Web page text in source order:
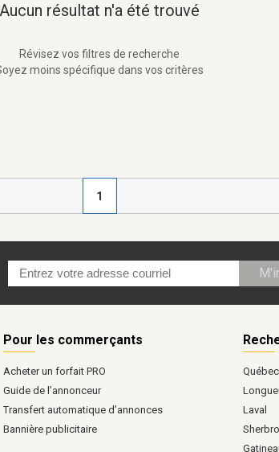
Aucun résultat n'a été trouvé
Révisez vos filtres de recherche
moins spécifique dans vos critères
1
Pour les commerçants
Acheter un forfait PRO
Guide de l’annonceur
Transfert automatique d’annonces
Bannière publicitaire
Québec
Laval